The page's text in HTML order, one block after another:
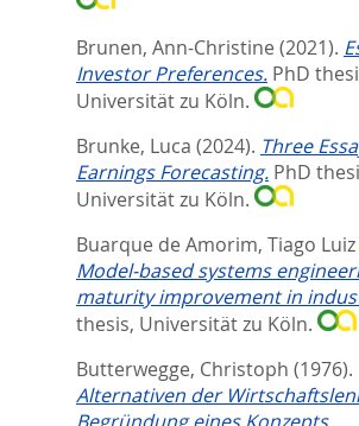
Brunen, Ann-Christine (2021).
Investor Preferences. PhD
Universität zu Köln.
Brunke, Luca (2024). Three
Earnings Forecasting. PhD
Universität zu Köln.
Buarque de Amorim, Tiago Luiz
Model-based systems
maturity improvement in
thesis, Universität zu Köln.
Butterwegge, Christoph (1976).
Alternativen der